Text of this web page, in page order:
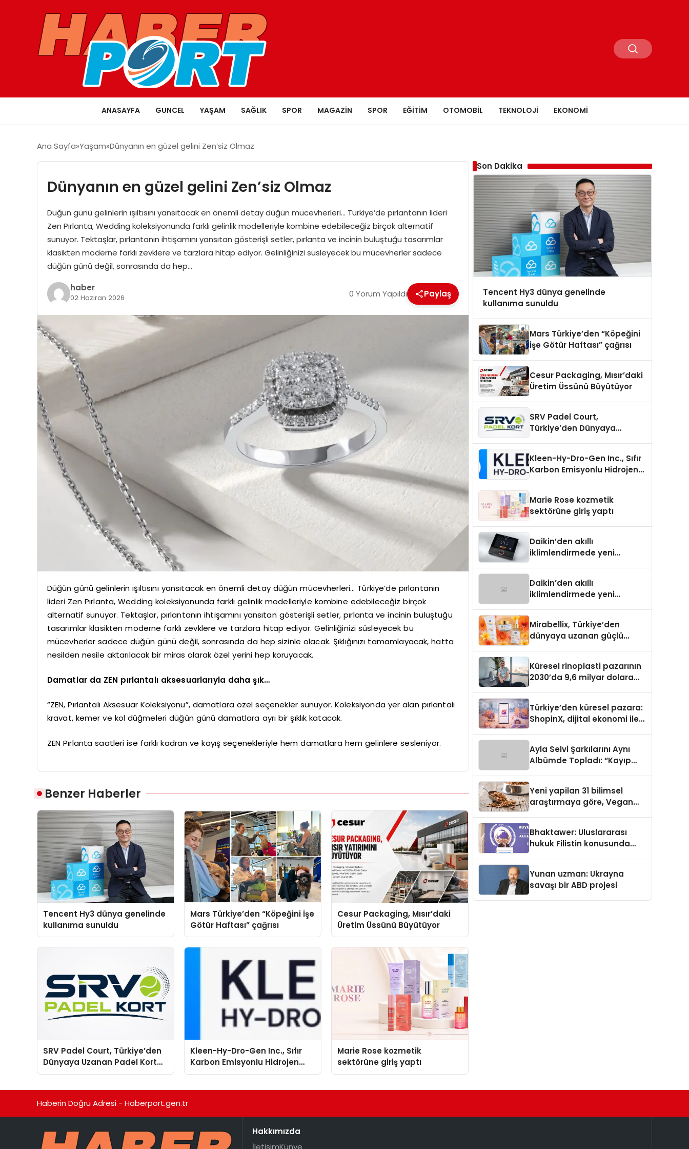
ANASAYFA GUNCEL YAŞAM SAĞLIK SPOR MAGAZIN SPOR EĞITIM OTOMOBIL TEKNOLOJI EKONOMI
Ana Sayfa Yaşam Dünyanın en güzel gelini Zen’siz Olmaz
Dünyanın en güzel gelini Zen’siz Olmaz
Düğün günü gelinlerin ışıltısını yansıtacak en önemli detay düğün mücevherleri… Türkiye’de pırlantanın lideri
Zen Pırlanta, Wedding koleksiyonunda farklı gelinlik modelleriyle kombine edebileceğiz birçok alternatif
sunuyor. Tektaşlar, pırlantanın ihtişamını yansıtan gösterişli setler, pırlanta ve incinin buluştuğu tasarımlar
klasikten moderne farklı zevklere ve tarzlara hitap ediyor. Gelinliğinizi süsleyecek bu mücevherler sadece
düğün günü değil, sonrasında da hep…
haber
02 Haziran 2026 0 Yorum Yapıldı Paylaş
Düğün günü gelinlerin ışıltısını yansıtacak en önemli detay düğün mücevherleri… Türkiye’de pırlantanın
lideri Zen Pırlanta, Wedding koleksiyonunda farklı gelinlik modelleriyle kombine edebileceğiz birçok
alternatif sunuyor. Tektaşlar, pırlantanın ihtişamını yansıtan gösterişli setler, pırlanta ve incinin buluştuğu
tasarımlar klasikten moderne farklı zevklere ve tarzlara hitap ediyor. Gelinliğinizi süsleyecek bu
mücevherler sadece düğün günü değil, sonrasında da hep sizinle olacak. Şıklığınızı tamamlayacak, hatta
nesilden nesile aktarılacak bir miras olarak özel yerini hep koruyacak.
Damatlar da ZEN pırlantalı aksesuarlarıyla daha şık…
“ZEN, Pırlantalı Aksesuar Koleksiyonu”, damatlara özel seçenekler sunuyor. Koleksiyonda yer alan pırlantalı
kravat, kemer ve kol düğmeleri düğün günü damatlara ayrı bir şıklık katacak.
ZEN Pırlanta saatleri ise farklı kadran ve kayış seçenekleriyle hem damatlara hem gelinlere sesleniyor.
Benzer Haberler
Tencent Hy3 dünya genelinde
kullanıma sunuldu
Mars Türkiye’den “Köpeğini İşe
Götür Haftası” çağrısı
Cesur Packaging, Mısır’daki
Üretim Üssünü Büyütüyor
SRV Padel Court, Türkiye’den
Dünyaya Uzanan Padel Kort
Üretiminde Güvenin Adresi
Kleen-Hy-Dro-Gen Inc., Sıfır
Karbon Emisyonlu Hidrojen
Isıtma Teknolojisinde ISO ve
Marie Rose kozmetik
sektörüne giriş yaptı
Son Dakika
Tencent Hy3 dünya genelinde
kullanıma sunuldu
Mars Türkiye’den “Köpeğini
İşe Götür Haftası” çağrısı
Cesur Packaging, Mısır’daki
Üretim Üssünü Büyütüyor
SRV Padel Court,
Türkiye’den Dünyaya
Kleen-Hy-Dro-Gen Inc., Sıfır
Karbon Emisyonlu Hidrojen
Aldı
Marie Rose kozmetik
sektörüne giriş yaptı
Daikin’den akıllı
iklimlendirmede yeni
Daikin’den akıllı
iklimlendirmede yeni
Mirabellix, Türkiye’den
dünyaya uzanan güçlü
Küresel rinoplasti pazarının
2030’da 9,6 milyar dolara
Türkiye’den küresel pazara:
ShopinX, dijital ekonomi ile
Ayla Selvi Şarkılarını Aynı
Albümde Topladı: “Kayıp
Yeni yapilan 31 bilimsel
araştırmaya göre, Vegan
Sindirildiğini Ortaya Koydu
Bhaktawer: Uluslararası
hukuk Filistin konusunda
Yunan uzman: Ukrayna
savaşı bir ABD projesi
Haberin Doğru Adresi - Haberport.gen.tr
Hakkımızda
İletişimKünye